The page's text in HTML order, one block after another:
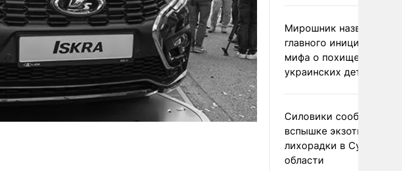
Мирошник назвал
главного инициатора
мифа о похищении
украинских детей
Силовики сообщили о
вспышке экзотической
лихорадки в Сумской
области